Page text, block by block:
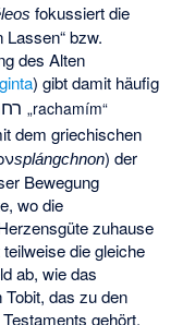
fokussiert die
Lassen“ bzw.
des Alten
) gibt damit häufig
“rachamím„
dem griechischen
splángchnon) der
Bewegung
wo die
zuhause
teilweise die gleiche
ab, wie das
Tobit, das zu den
gehört,